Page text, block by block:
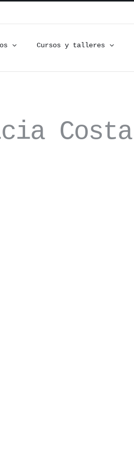
Cursos y talleres